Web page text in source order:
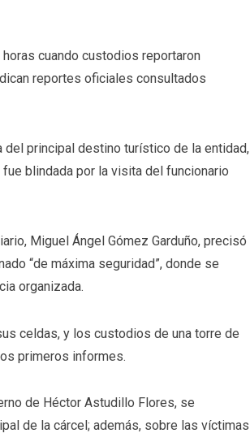
cuando custodios reportaron
reportes oficiales consultados
del principal destino turístico de la entidad,
blindada por la visita del funcionario
Miguel Ángel Gómez Garduño, precisó
“de máxima seguridad”, donde se
organizada.
celdas, y los custodios de una torre de
primeros informes.
de Héctor Astudillo Flores, se
de la cárcel; además, sobre las víctimas